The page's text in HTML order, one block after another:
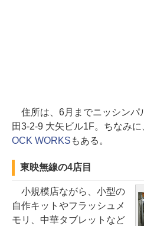
住所は、6月までニッシンパ
田3-2-9 大矢ビル1F。ちなみ
OCK WORKS もある。
東映無線の4店目
小規模店ながら、小型の
自作キットやフラッシュメ
モリ、中華タブレットなど